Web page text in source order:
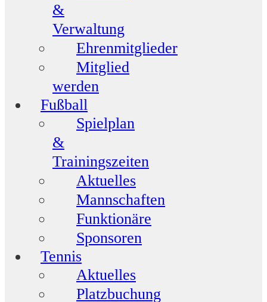
&
Verwaltung
Ehrenmitglieder
Mitglied
werden
Fußball
Spielplan
&
Trainingszeiten
Aktuelles
Mannschaften
Funktionäre
Sponsoren
Tennis
Aktuelles
Platzbuchung